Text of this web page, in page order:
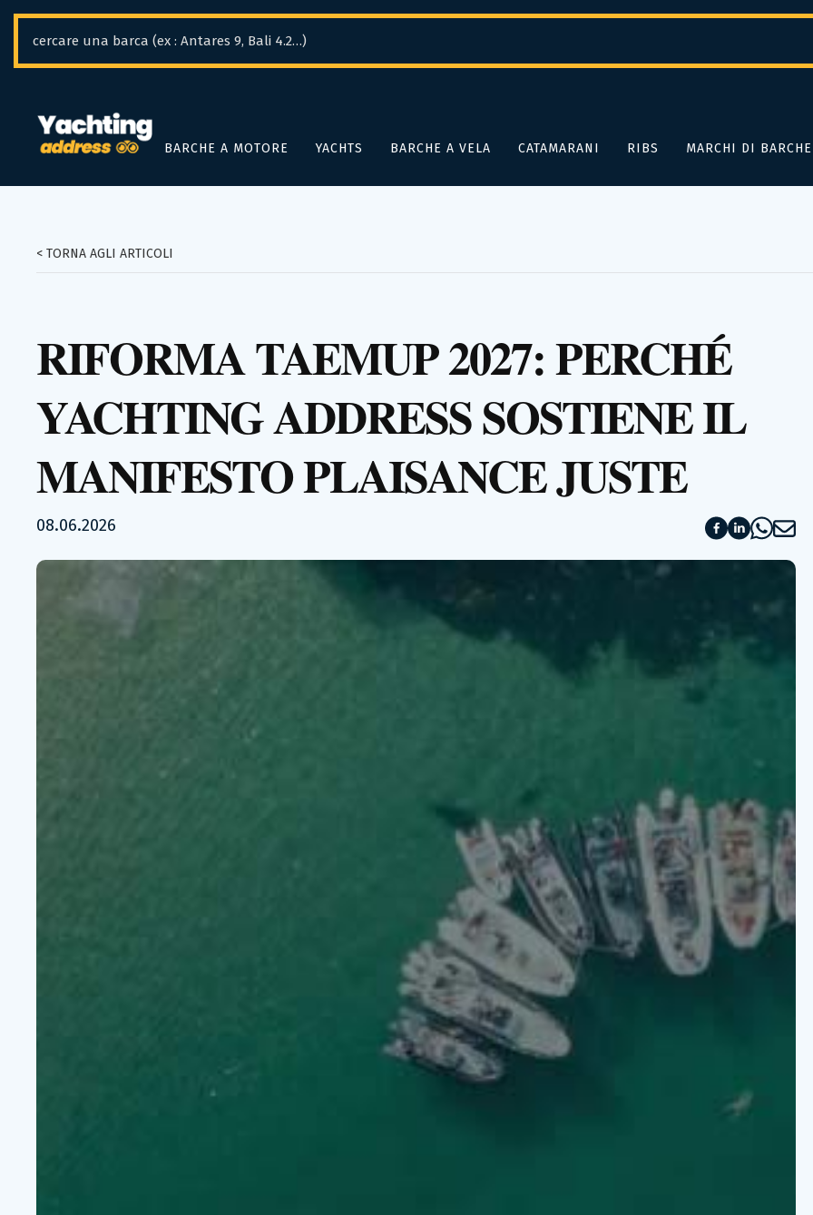
BARCHE A MOTORE YACHTS BARCHE A VELA CATAMARANI RIBS MARCHI DI BARCHE
< TORNA AGLI ARTICOLI
RIFORMA TAEMUP 2027: PERCHÉ
YACHTING ADDRESS SOSTIENE IL
MANIFESTO PLAISANCE JUSTE
08.06.2026
Pannello di gestione dei cookies